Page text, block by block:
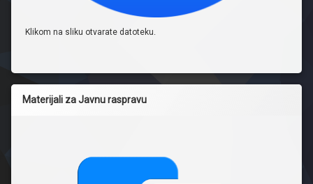
Klikom na sliku otvarate datoteku.
Materijali za Javnu raspravu